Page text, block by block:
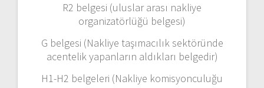
R2 belgesi (uluslar arası nakliye
organizatörlüğü belgesi)
G belgesi (Nakliye taşımacılık sektöründe
acentelik yapanların aldıkları belgedir)
H1-H2 belgeleri (Nakliye komisyonculuğu